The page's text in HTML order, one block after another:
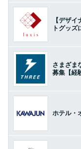
【デザ
トグッズ
さまざま
募集【経
ホテル・